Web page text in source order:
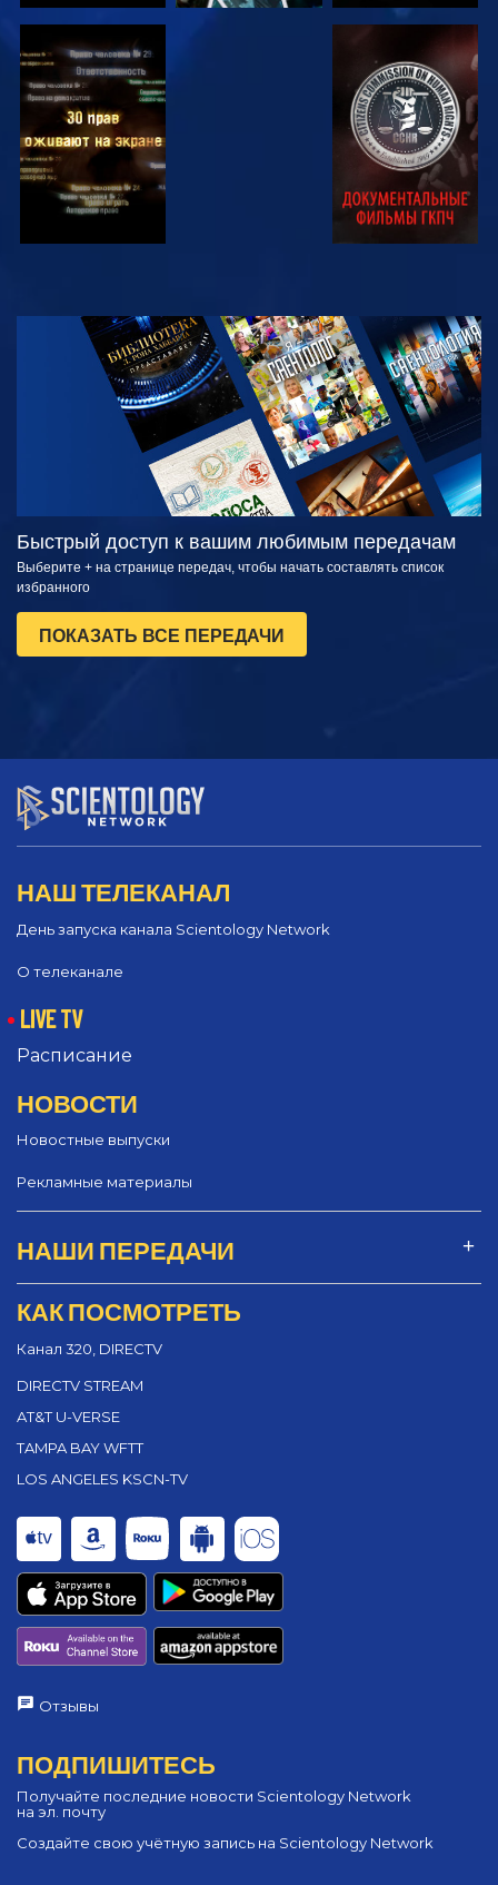
СМОТРЕТЬ СМОТРЕТЬ
СМОТРЕТЬ
СМОТРЕТЬ
ПЕРЕДАЧИ
Быстрый доступ к вашим любимым передачам
Выберите + на странице передач, чтобы начать составлять список
избранного
ПОКАЗАТЬ ВСЕ ПЕРЕДАЧИ
НАШ ТЕЛЕКАНАЛ
День запуска канала Scientology Network
О телеканале
LIVE TV
Расписание
НОВОСТИ
Новостные выпуски
Рекламные материалы
НАШИ ПЕРЕДАЧИ
КАК ПОСМОТРЕТЬ
Канал 320, DIRECTV
DIRECTV STREAM
AT&T U-VERSE
TAMPA BAY WFTT
LOS ANGELES KSCN-TV
Отзывы
ПОДПИШИТЕСЬ
Получайте последние новости Scientology Network
на эл. почту
Создайте свою учётную запись на Scientology Network